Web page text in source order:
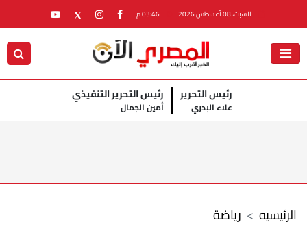
السبت، 08 أغسطس 2026
رئيس التحرير
علاء البدري
رئيس التحرير التنفيذي
أمين الجمال
رياضة الرئيسيه